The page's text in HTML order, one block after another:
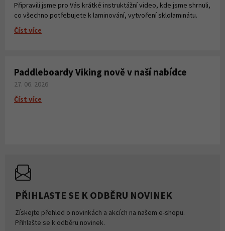
Připravili jsme pro Vás krátké instruktážní video, kde jsme shrnuli,
co všechno potřebujete k laminování, vytvoření sklolaminátu.
Číst více
Paddleboardy Viking nově v naší nabídce
27. 06. 2026
Číst více
PŘIHLASTE SE K ODBĚRU NOVINEK
Získejte přehled o novinkách a akcích na našem e-shopu.
Přihlašte se k odběru novinek.